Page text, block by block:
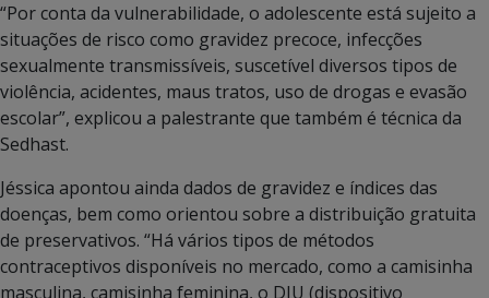
“Por conta da vulnerabilidade, o adolescente está sujeito a
situações de risco como gravidez precoce, infecções
sexualmente transmissíveis, suscetível diversos tipos de
violência, acidentes, maus tratos, uso de drogas e evasão
escolar”, explicou a palestrante que também é técnica da
Sedhast.
Jéssica apontou ainda dados de gravidez e índices das
doenças, bem como orientou sobre a distribuição gratuita
de preservativos. “Há vários tipos de métodos
contraceptivos disponíveis no mercado, como a camisinha
masculina, camisinha feminina, o DIU (dispositivo